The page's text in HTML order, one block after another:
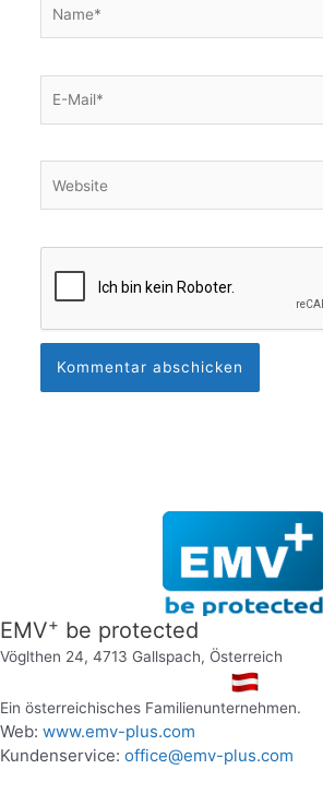
Mail*
EMV+ be protected
Vöglthen 24, 4713 Gallspach, Österreich
Ein österreichisches Familienunternehmen.
Web: www.emv-plus.com
Kundenservice: office@emv-plus.com